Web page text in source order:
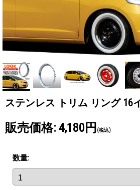
ステンレス トリム リング 16
販売価格: 4,180円 (税込)
数量: